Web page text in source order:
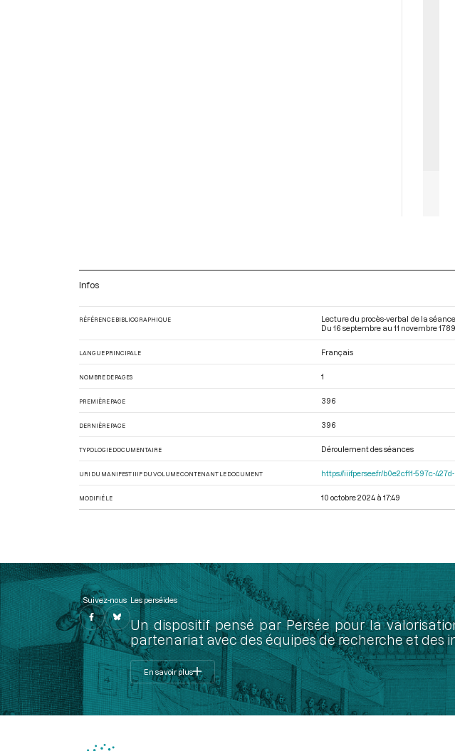
Infos
RÉFÉRENCE BIBLIOGRAPHIQUE
Lecture du procès-verbal de la
Du 16 septembre au 11 novembre 1789
LANGUE PRINCIPALE Français
NOMBRE DE PAGES 1
PREMIÈRE PAGE 396
DERNIÈRE PAGE 396
TYPOLOGIE DOCUMENTAIRE Déroulement des séances
URI DU MANIFEST IIIF DU VOLUME CONTENANT LE DOCUMENT https://iiif.persee.fr/b0e2cf11-597c-
MODIFIÉ LE 10 octobre 2024 à 17:49
Suivez-nous Les perséides
Un dispositif pensé par Persée pour la
partenariat avec des équipes de recherche et des
En savoir plus